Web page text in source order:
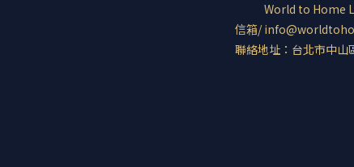
World to Home
信箱/
聯絡地址：台北市中山